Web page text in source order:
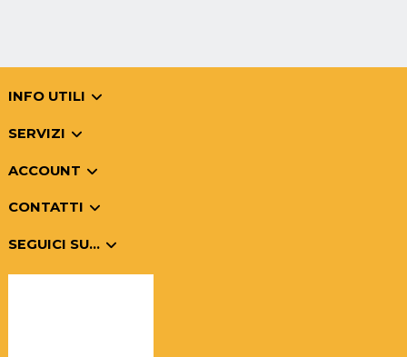
INFO UTILI
SERVIZI
ACCOUNT
CONTATTI
SEGUICI SU...